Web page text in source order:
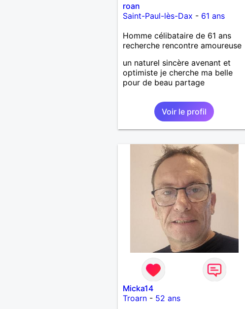
roan
Saint-Paul-lès-Dax - 61 ans
Homme célibataire de 61 ans
recherche rencontre amoureuse
un naturel sincère avenant et
optimiste je cherche ma belle
pour de beau partage
Voir le profil
Micka14
Troarn- 52 ans